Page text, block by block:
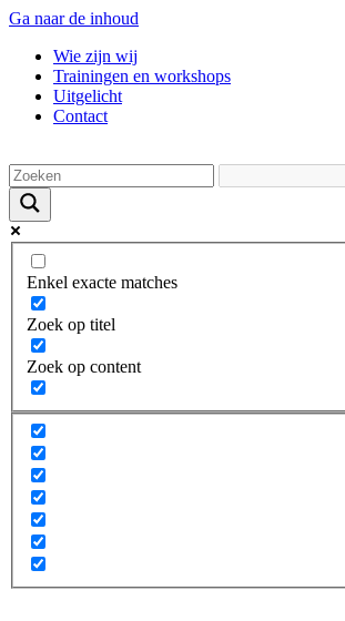
Ga naar de inhoud
Wie zijn wij
Trainingen en workshops
Uitgelicht
Contact
Enkel exacte matches
Zoek op titel
Zoek op content